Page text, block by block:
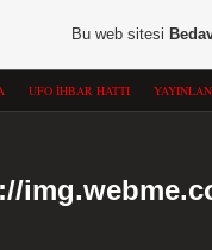
UFO İHBAR HATTI
Bu web sitesi